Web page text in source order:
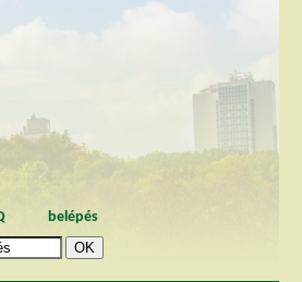
belépés